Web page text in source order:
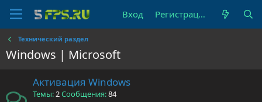
Вход Регистрация
Технический раздел
Windows | Microsoft
Активация Windows
Темы 2Сообщения 84